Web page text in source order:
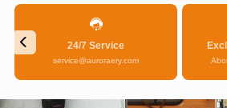
24/7 Service
service@auroraery.com